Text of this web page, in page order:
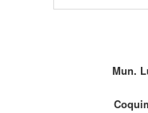
Mun.